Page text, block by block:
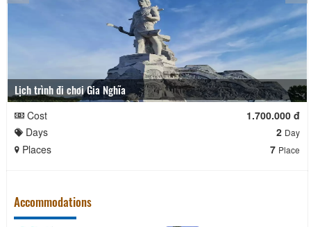
Lịch trình đi chơi Gia Nghĩa
Cost
1.700.000 đ
Days
2 Day
Places 7 Place
Accommodations